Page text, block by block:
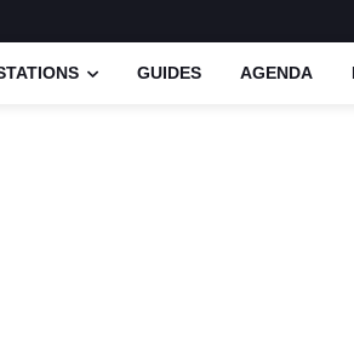
GUIDES AGENDA